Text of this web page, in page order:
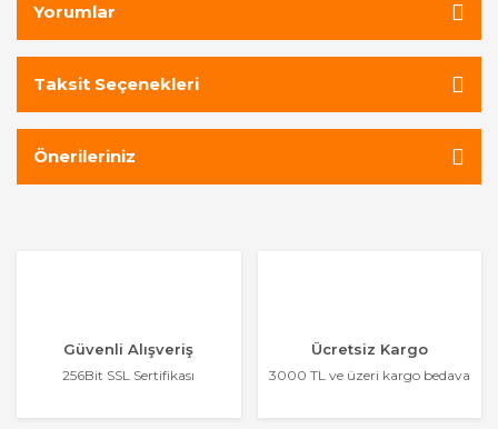
Yorumlar
Taksit Seçenekleri
Önerileriniz
Güvenli Alışveriş
256Bit SSL Sertifikası
Ücretsiz Kargo
3000 TL ve üzeri kargo bedava